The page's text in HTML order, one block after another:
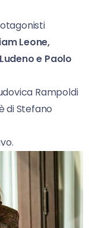
Leone,
e Paolo
Rampoldi
di Stefano